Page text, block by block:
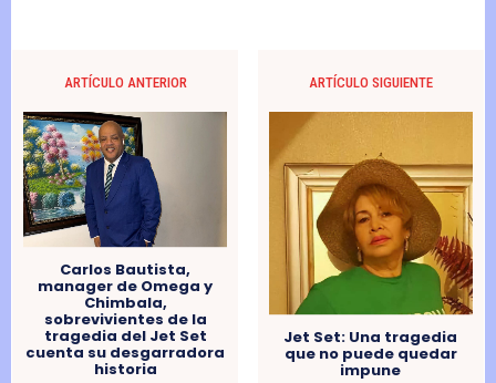
ARTÍCULO ANTERIOR
Carlos Bautista,
manager de Omega y
Chimbala,
sobrevivientes de la
tragedia del Jet Set
cuenta su desgarradora
historia
ARTÍCULO SIGUIENTE
Jet Set: Una tragedia
que no puede quedar
impune